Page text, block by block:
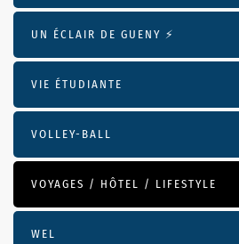
UN ÉCLAIR DE GUENY ⚡️
VIE ÉTUDIANTE
VOLLEY-BALL
VOYAGES / HÔTEL / LIFESTYLE
WEL